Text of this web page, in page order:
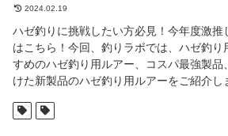
2024.02.19
ハゼ釣りに挑戦したい方必見！今年度激推
はこちら！今回、釣りラボでは、ハゼ釣り
すめのハゼ釣り用ルアー、コスパ最強製品
けた新製品のハゼ釣り用ルアーをご紹介し